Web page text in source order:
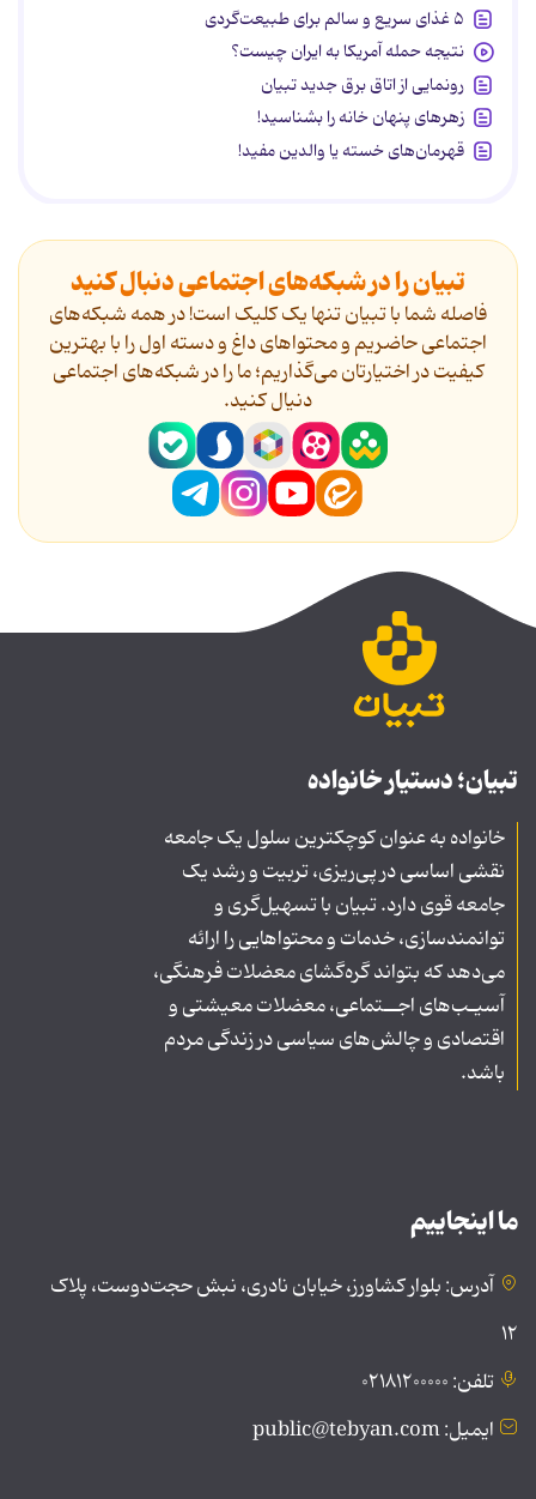
۵ غذای سریع و سالم برای طبیعت‌گردی
نتیجه حمله آمریکا به ایران چیست؟
رونمایی از اتاق برق جدید تبیان
زهرهای پنهان خانه را بشناسید!
قهرمان‌های خسته یا والدین مفید!
تبیان را در شبکه‌های اجتماعی دنبال کنید
فاصله شما با تبیان تنها یک کلیک است! در همه شبکه‌های
اجتماعی حاضریم و محتواهای داغ و دسته اول را با بهترین
کیفیت در اختیارتان می‌گذاریم؛ ما را در شبکه‌های اجتماعی
دنیال کنید.
تبیان؛ دستیار خانواده
خانواده به عنوان کوچکترین سلول یک جامعه
نقشی اساسی در پی‌ریزی، تربیت و رشد یک
جامعه قوی دارد. تبیان با تسهیل‌گری و
توانمندسازی، خدمات و محتواهایی را ارائه
می‌دهد که بتواند گره‌گشای معضلات فرهنگی،
آسیـب‌های اجــتماعی، معضلات معیشتی و
اقتصادی و چالش‌های سیاسی در زندگی مردم
باشد.
ما اینجاییم
آدرس: بلوار کشاورز، خیابان نادری، نبش حجت‌دوست، پلاک
۱۲
تلفن: ۰۲۱۸۱۲۰۰۰۰۰
ایمیل: public@tebyan.com